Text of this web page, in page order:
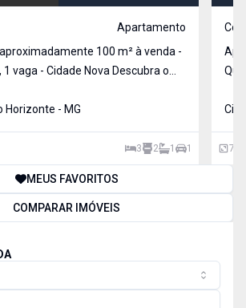
Apartamento
100 m² à venda -
vaga - Cidade Nova Descubra o
Cidade Nova. Com
Horizonte - MG
3 2 1 1 74
MEUS FAVORITOS
COMPARAR IMÓVEIS